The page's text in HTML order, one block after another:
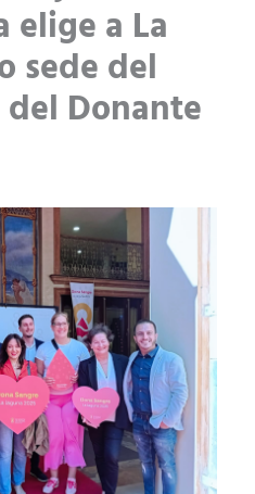
elige a La
sede del
Donante